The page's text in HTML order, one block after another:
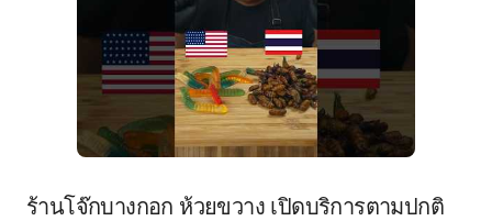
ร้านโจ๊กบางกอก ห้วยขวาง เปิดบริการตามปกติ